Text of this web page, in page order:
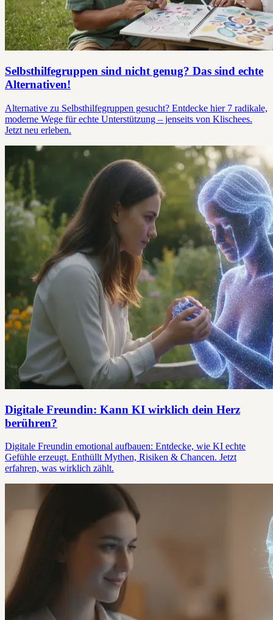
Selbsthilfegruppen sind nicht genug? Das sind echte
Alternativen!
Alternative zu Selbsthilfegruppen gesucht? Entdecke hier 7 radikale,
moderne Wege für echte Unterstützung – jenseits von Klischees.
Jetzt neu erleben.
Digitale Freundin: Kann KI wirklich dein Herz
berühren?
Digitale Freundin emotional aufbauen: Entdecke, wie KI echte
Gefühle erzeugt. Enthüllt Mythen, Risiken & Chancen. Jetzt
erfahren, was wirklich zählt.